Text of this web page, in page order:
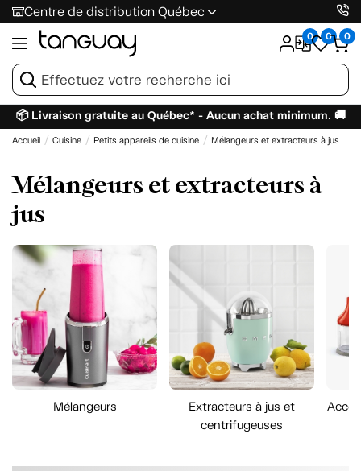
Centre de distribution Québec
0 0 0
📦 Livraison gratuite au Québec* - Aucun achat minimum. 🚚
Accueil Cuisine Petits appareils de cuisine Mélangeurs et extracteurs à jus
Mélangeurs et extracteurs à
jus
Mélangeurs
Extracteurs à jus et
centrifugeuses